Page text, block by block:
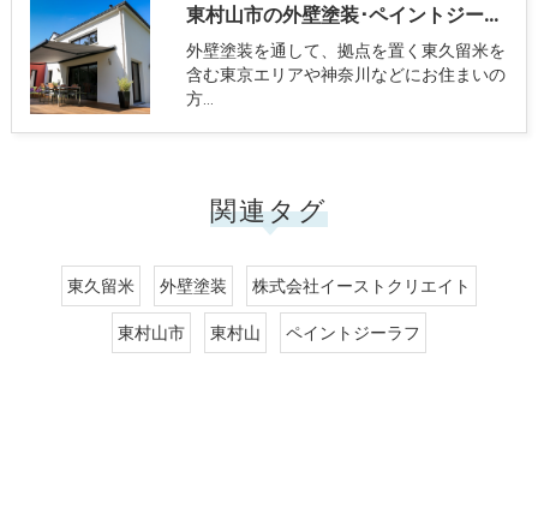
東村山市の外壁塗装･ペイントジーラフのお客様の声
外壁塗装を通して、拠点を置く東久留米を
含む東京エリアや神奈川などにお住まいの
方…
関連タグ
東久留米 外壁塗装 株式会社イーストクリエイト
東村山市 東村山 ペイントジーラフ